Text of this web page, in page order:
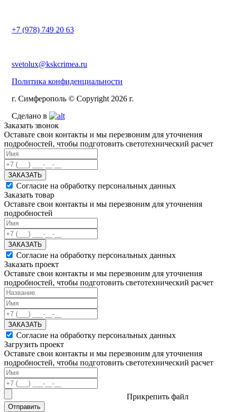
+7 (978) 749 20 63
svetolux@kskcrimea.ru
Политика конфиденциальности
г. Симферополь © Copyright 2026 г.
Сделано в
Заказать звонок
Оставьте свои контакты и мы перезвоним для уточнения
подробностей, чтобы подготовить светотехнический расчет
ЗАКАЗАТЬ
Согласие на обработку персональных данных
Заказать товар
Оставьте свои контакты и мы перезвоним для уточнения
подробностей
ЗАКАЗАТЬ
Согласие на обработку персональных данных
Заказать проект
Оставьте свои контакты и мы перезвоним для уточнения
подробностей, чтобы подготовить светотехнический расчет
ЗАКАЗАТЬ
Согласие на обработку персональных данных
Загрузить проект
Оставьте свои контакты и мы перезвоним для уточнения
подробностей, чтобы подготовить светотехнический расчет
Прикрепить файл
Отправить